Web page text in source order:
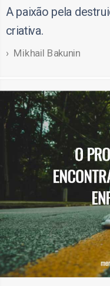
A paixão pela
criativa.
Mikhail Bakunin